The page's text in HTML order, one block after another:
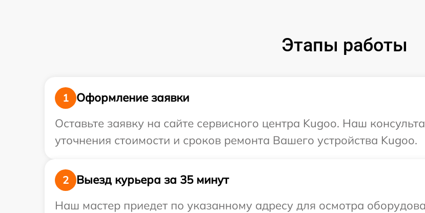
Этапы работы
1
Оформление заявки
Оставьте заявку на сайте сервисного центра Kugoo. Наш
уточнения стоимости и сроков ремонта Вашего устройства Kugoo.
2
Выезд курьера за 35 минут
Наш мастер приедет по указанному адресу для осмотра